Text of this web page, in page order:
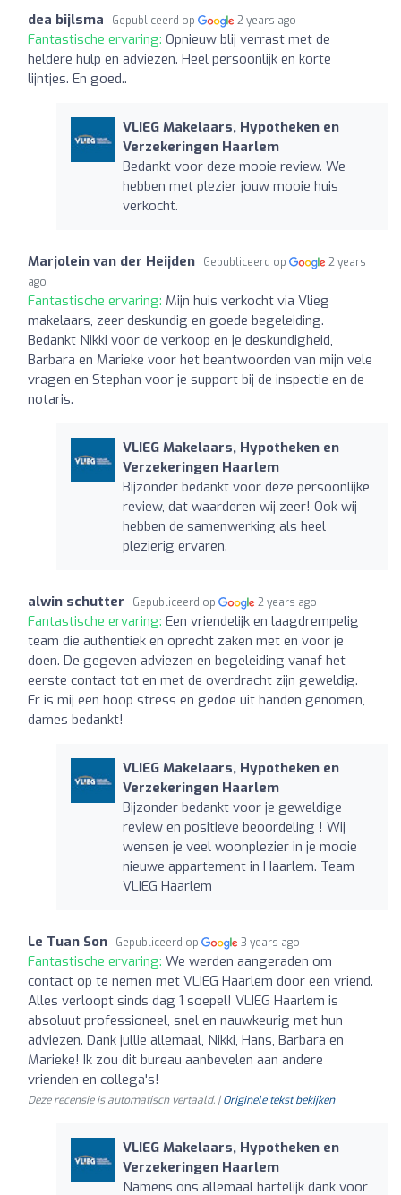
dea bijlsma Gepubliceerd op 2 years ago
Fantastische ervaring: Opnieuw blij verrast met de
heldere hulp en adviezen. Heel persoonlijk en korte
lijntjes. En goed..
VLIEG Makelaars, Hypotheken en
Verzekeringen Haarlem
Bedankt voor deze mooie review. We
hebben met plezier jouw mooie huis
verkocht.
Marjolein van der Heijden Gepubliceerd op
2 years
ago
Fantastische ervaring: Mijn huis verkocht via Vlieg
makelaars, zeer deskundig en goede begeleiding.
Bedankt Nikki voor de verkoop en je deskundigheid,
Barbara en Marieke voor het beantwoorden van mijn vele
vragen en Stephan voor je support bij de inspectie en de
notaris.
VLIEG Makelaars, Hypotheken en
Verzekeringen Haarlem
Bijzonder bedankt voor deze persoonlijke
review, dat waarderen wij zeer! Ook wij
hebben de samenwerking als heel
plezierig ervaren.
alwin schutter Gepubliceerd op 2 years ago
Fantastische ervaring: Een vriendelijk en laagdrempelig
team die authentiek en oprecht zaken met en voor je
doen. De gegeven adviezen en begeleiding vanaf het
eerste contact tot en met de overdracht zijn geweldig.
Er is mij een hoop stress en gedoe uit handen genomen,
dames bedankt!
VLIEG Makelaars, Hypotheken en
Verzekeringen Haarlem
Bijzonder bedankt voor je geweldige
review en positieve beoordeling ! Wij
wensen je veel woonplezier in je mooie
nieuwe appartement in Haarlem. Team
VLIEG Haarlem
Le Tuan Son Gepubliceerd op 3 years ago
Fantastische ervaring: We werden aangeraden om
contact op te nemen met VLIEG Haarlem door een vriend.
Alles verloopt sinds dag 1 soepel! VLIEG Haarlem is
absoluut professioneel, snel en nauwkeurig met hun
adviezen. Dank jullie allemaal, Nikki, Hans, Barbara en
Marieke! Ik zou dit bureau aanbevelen aan andere
vrienden en collega's!
Deze recensie is automatisch vertaald. |Originele tekst bekijken
VLIEG Makelaars, Hypotheken en
Verzekeringen Haarlem
Namens ons allemaal hartelijk dank voor